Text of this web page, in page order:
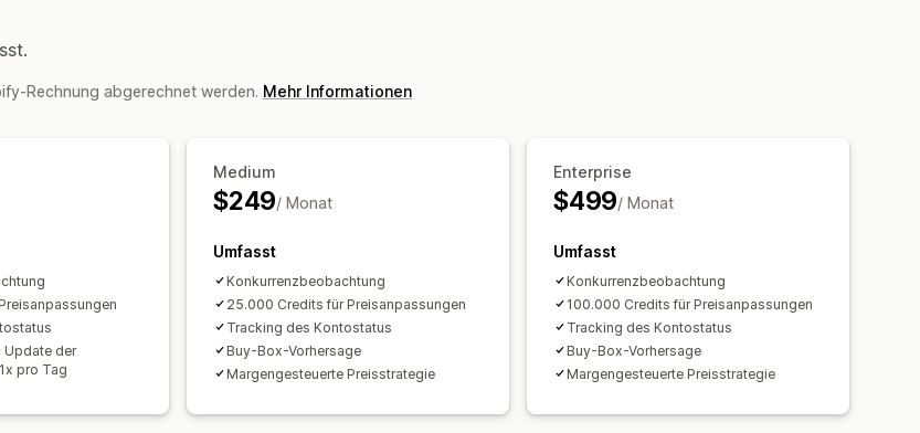
Rechnung abgerechnet werden. Mehr Informationen
Update der
pro Tag
Medium
$249/ Monat
Umfasst
Konkurrenzbeobachtung
25.000 Credits für Preisanpassungen
Tracking des Kontostatus
Buy-Box-Vorhersage
Margengesteuerte Preisstrategie
Enterprise
$499/ Monat
Umfasst
Konkurrenzbeobachtung
100.000 Credits für Preisanpassungen
Tracking des Kontostatus
Buy-Box-Vorhersage
Margengesteuerte Preisstrategie